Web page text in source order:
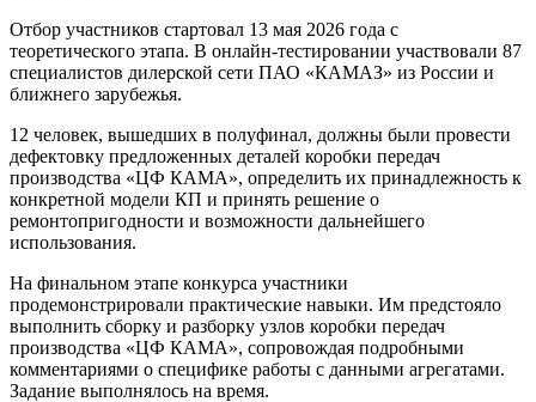
Отбор участников стартовал 13 мая 2026 года с
теоретического этапа. В онлайн-тестировании участвовали 87
специалистов дилерской сети ПАО «КАМАЗ» из России и
ближнего зарубежья.
12 человек, вышедших в полуфинал, должны были провести
дефектовку предложенных деталей коробки передач
производства «ЦФ КАМА», определить их принадлежность к
конкретной модели КП и принять решение о
ремонтопригодности и возможности дальнейшего
использования.
На финальном этапе конкурса участники
продемонстрировали практические навыки. Им предстояло
выполнить сборку и разборку узлов коробки передач
производства «ЦФ КАМА», сопровождая подробными
комментариями о специфике работы с данными агрегатами.
Задание выполнялось на время.